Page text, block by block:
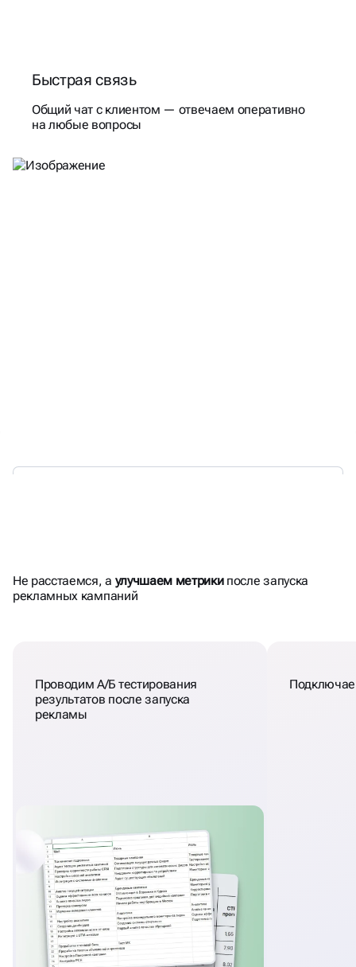
Быстрая связь
Общий чат с клиентом — отвечаем оперативно
на любые вопросы
РЕЗУЛЬТАТ
Не расстаемся, а улучшаем метрикипосле запуска
рекламных кампаний
Проводим А/Б тестирования
результатов после запуска
рекламы